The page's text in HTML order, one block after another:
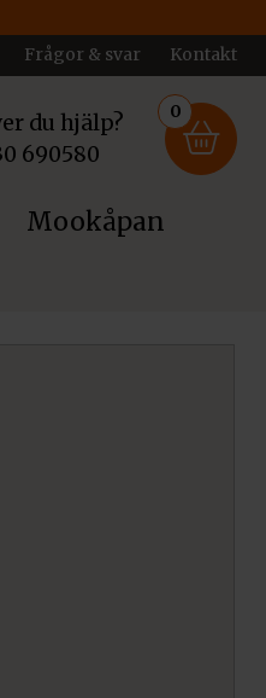
Frågor & svar Kontakt
du hjälp?
690580
0
Mookåpan